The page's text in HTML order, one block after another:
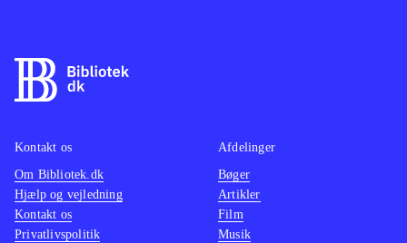
Kontakt os
Om Bibliotek.dk
Hjælp og vejledning
Kontakt os
Privatlivspolitik
Afdelinger
Bøger
Artikler
Film
Musik